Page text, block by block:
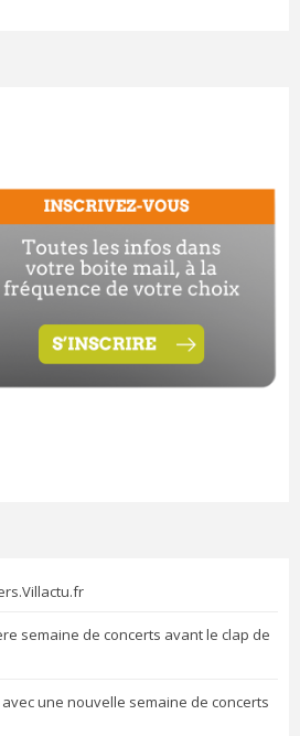
semaine de concerts avant le clap de
une nouvelle semaine de concerts